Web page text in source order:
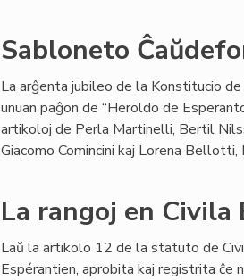
Sabloneto
La arĝenta jubileo de la Konstitucio
unuan paĝon de “Heroldo de
artikoloj de Perla Martinelli, Bertil
Giacomo Comincini kaj Lorena Bellotti,
La rangoj en Civila
Laŭ la artikolo 12 de la statuto de
Espérantien, aprobita kaj registrita ĉe